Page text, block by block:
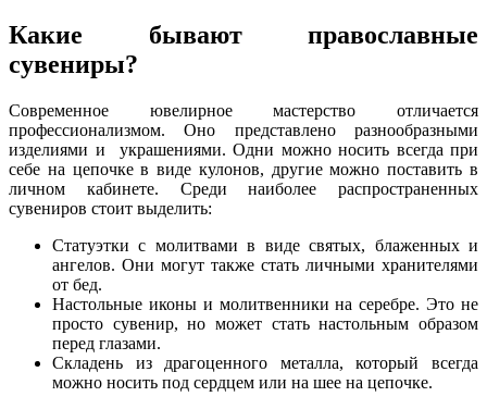
Какие бывают православные
сувениры?
Современное ювелирное мастерство отличается
профессионализмом. Оно представлено разнообразными
изделиями и украшениями. Одни можно носить всегда при
себе на цепочке в виде кулонов, другие можно поставить в
личном кабинете. Среди наиболее распространенных
сувениров стоит выделить:
Статуэтки с молитвами в виде святых, блаженных и
ангелов. Они могут также стать личными хранителями
от бед.
Настольные иконы и молитвенники на серебре. Это не
просто сувенир, но может стать настольным образом
перед глазами.
Складень из драгоценного металла, который всегда
можно носить под сердцем или на шее на цепочке.